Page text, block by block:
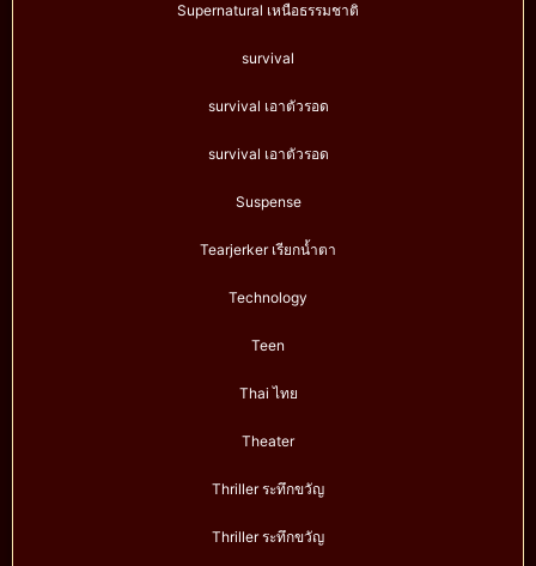
Supernatural เหนือธรรมชาติ
survival
survival เอาตัวรอด
survival เอาตัวรอด
Suspense
Tearjerker เรียกน้ำตา
Technology
Teen
Thai ไทย
Theater
Thriller ระทึกขวัญ
Thriller ระทึกขวัญ